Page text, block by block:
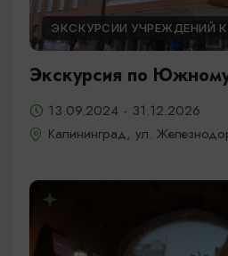
ЭКСКУРСИИ УЧРЕЖДЕНИЙ
Экскурсия по
13.09.2024 - 31.12.2026
Калининград, ул.